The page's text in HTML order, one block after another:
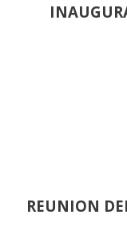
REUNION